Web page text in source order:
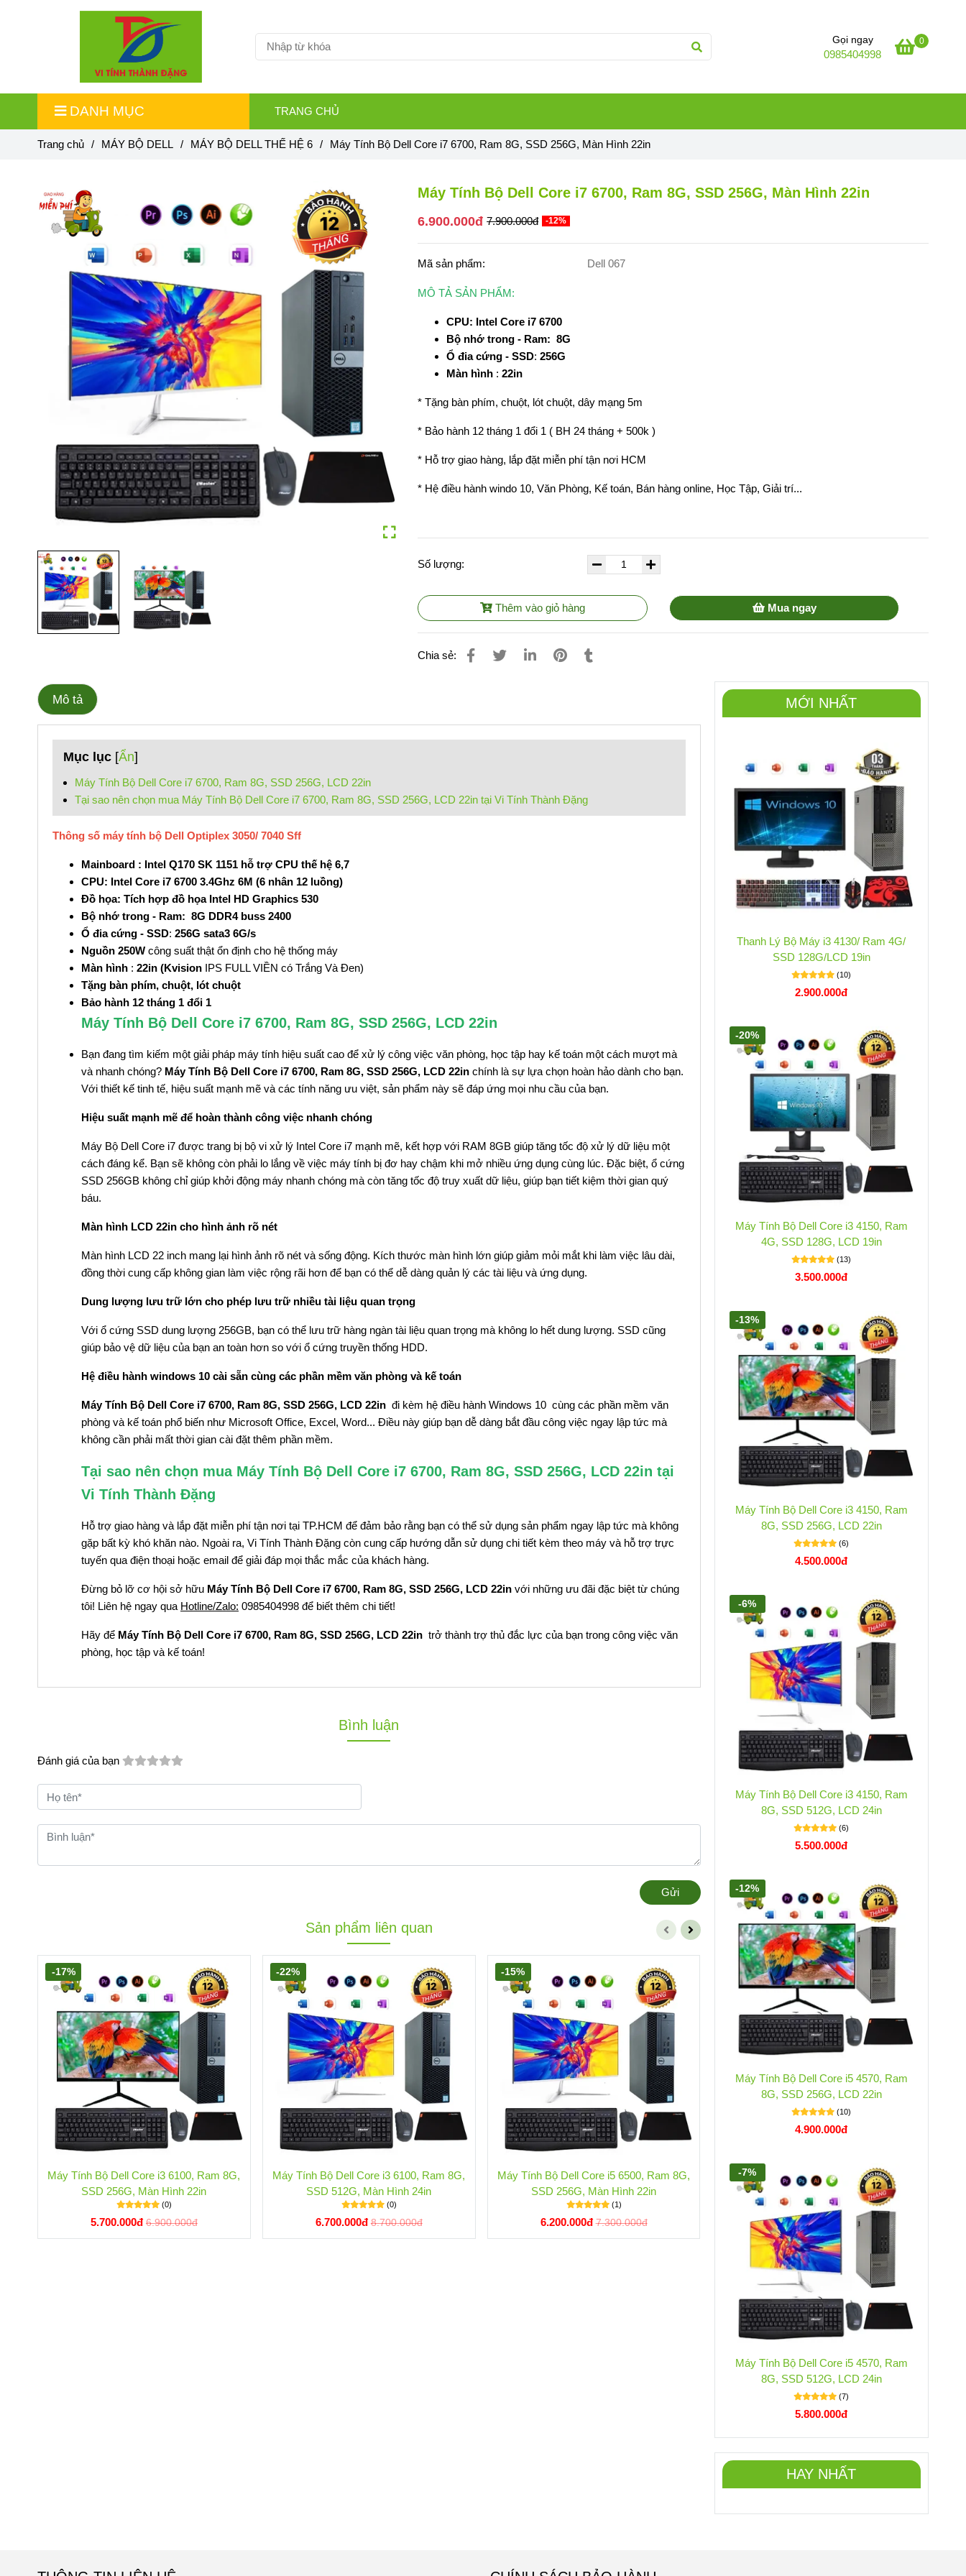
Gọi ngay
0985404998
0
DANH MỤC TRANG CHỦ
Trang chủ / MÁY BỘ DELL / MÁY BỘ DELL THẾ HỆ 6 / Máy Tính Bộ Dell Core i7 6700, Ram 8G, SSD 256G, Màn Hình 22in
Máy Tính Bộ Dell Core i7 6700, Ram 8G, SSD 256G, Màn Hình 22in
6.900.000đ 7.900.000đ -12%
Mã sản phẩm: Dell 067
MÔ TẢ SẢN PHẨM:
CPU: Intel Core i7 6700
Bộ nhớ trong - Ram: 8G
Ổ đia cứng - SSD:256G
Màn hình :22in
* Tặng bàn phím, chuột, lót chuột, dây mạng 5m
* Bảo hành 12 tháng 1 đổi 1 ( BH 24 tháng + 500k )
* Hỗ trợ giao hàng, lắp đặt miễn phí tận nơi HCM
* Hệ điều hành windo 10, Văn Phòng, Kế toán, Bán hàng online, Học Tập, Giải trí...
Số lượng:
Thêm vào giỏ hàng Mua ngay
Chia sẻ:
Mô tả
Mục lục [Ẩn]
Máy Tính Bộ Dell Core i7 6700, Ram 8G, SSD 256G, LCD 22in
Tại sao nên chọn mua Máy Tính Bộ Dell Core i7 6700, Ram 8G, SSD 256G, LCD 22in tại Vi Tính Thành Đặng
Thông số máy tính bộ Dell Optiplex 3050/ 7040 Sff
Mainboard : Intel Q170 SK 1151 hỗ trợ CPU thế hệ 6,7
CPU: Intel Core i7 6700 3.4Ghz 6M (6 nhân 12 luồng)
Đồ họa: Tích hợp đồ họa Intel HD Graphics 530
Bộ nhớ trong - Ram: 8G DDR4 buss 2400
Ổ đia cứng - SSD: 256G sata3 6G/s
Nguồn 250W công suất thật ổn định cho hệ thống máy
Màn hình : 22in (Kvision IPS FULL VIỀN có Trắng Và Đen)
Tặng bàn phím, chuột, lót chuột
Bảo hành 12 tháng 1 đổi 1
Máy Tính Bộ Dell Core i7 6700, Ram 8G, SSD 256G, LCD 22in
Bạn đang tìm kiếm một giải pháp máy tính hiệu suất cao để xử lý công việc văn phòng, học tập hay kế toán một cách mượt mà
và nhanh chóng? Máy Tính Bộ Dell Core i7 6700, Ram 8G, SSD 256G, LCD 22in chính là sự lựa chọn hoàn hảo dành cho bạn.
Với thiết kế tinh tế, hiệu suất mạnh mẽ và các tính năng ưu việt, sản phẩm này sẽ đáp ứng mọi nhu cầu của bạn.
Hiệu suất mạnh mẽ để hoàn thành công việc nhanh chóng
Máy Bộ Dell Core i7 được trang bị bộ vi xử lý Intel Core i7 mạnh mẽ, kết hợp với RAM 8GB giúp tăng tốc độ xử lý dữ liệu một
cách đáng kể. Bạn sẽ không còn phải lo lắng về việc máy tính bị đơ hay chậm khi mở nhiều ứng dụng cùng lúc. Đặc biệt, ổ cứng
SSD 256GB không chỉ giúp khởi động máy nhanh chóng mà còn tăng tốc độ truy xuất dữ liệu, giúp bạn tiết kiệm thời gian quý
báu.
Màn hình LCD 22in cho hình ảnh rõ nét
Màn hình LCD 22 inch mang lại hình ảnh rõ nét và sống động. Kích thước màn hình lớn giúp giảm mỏi mắt khi làm việc lâu dài,
đồng thời cung cấp không gian làm việc rộng rãi hơn để bạn có thể dễ dàng quản lý các tài liệu và ứng dụng.
Dung lượng lưu trữ lớn cho phép lưu trữ nhiều tài liệu quan trọng
Với ổ cứng SSD dung lượng 256GB, bạn có thể lưu trữ hàng ngàn tài liệu quan trọng mà không lo hết dung lượng. SSD cũng
giúp bảo vệ dữ liệu của bạn an toàn hơn so với ổ cứng truyền thống HDD.
Hệ điều hành windows 10 cài sẵn cùng các phần mềm văn phòng và kế toán
Máy Tính Bộ Dell Core i7 6700, Ram 8G, SSD 256G, LCD 22in đi kèm hệ điều hành Windows 10 cùng các phần mềm văn
phòng và kế toán phổ biến như Microsoft Office, Excel, Word... Điều này giúp bạn dễ dàng bắt đầu công việc ngay lập tức mà
không cần phải mất thời gian cài đặt thêm phần mềm.
Tại sao nên chọn mua Máy Tính Bộ Dell Core i7 6700, Ram 8G, SSD 256G, LCD 22in tại
Vi Tính Thành Đặng
Hỗ trợ giao hàng và lắp đặt miễn phí tận nơi tại TP.HCM để đảm bảo rằng bạn có thể sử dụng sản phẩm ngay lập tức mà không
gặp bất kỳ khó khăn nào. Ngoài ra, Vi Tính Thành Đặng còn cung cấp hướng dẫn sử dụng chi tiết kèm theo máy và hỗ trợ trực
tuyến qua điện thoại hoặc email để giải đáp mọi thắc mắc của khách hàng.
Đừng bỏ lỡ cơ hội sở hữu Máy Tính Bộ Dell Core i7 6700, Ram 8G, SSD 256G, LCD 22in với những ưu đãi đặc biệt từ chúng
tôi! Liên hệ ngay qua Hotline/Zalo: 0985404998 để biết thêm chi tiết!
Hãy để Máy Tính Bộ Dell Core i7 6700, Ram 8G, SSD 256G, LCD 22in trở thành trợ thủ đắc lực của bạn trong công việc văn
phòng, học tập và kế toán!
Bình luận
Đánh giá của bạn
Gửi
Sản phẩm liên quan
Máy Tính Bộ Dell Core i3 6100, Ram 8G,
SSD 256G, Màn Hình 22in
(0)
5.700.000đ 6.900.000đ
-17%
Máy Tính Bộ Dell Core i3 6100, Ram 8G,
SSD 512G, Màn Hình 24in
(0)
6.700.000đ 8.700.000đ
-22%
Máy Tính Bộ Dell Core i5 6500, Ram 8G,
SSD 256G, Màn Hình 22in
(1)
6.200.000đ 7.300.000đ
-15%
Máy Tính Bộ Dell Core i5 6500, Ram
16G, SSD 512G, Màn Hình 24in
(1)
7.800.000đ 9.700.000đ
-19%
MỚI NHẤT
Thanh Lý Bộ Máy i3 4130/ Ram 4G/
SSD 128G/LCD 19in
(10)
2.900.000đ
Máy Tính Bộ Dell Core i3 4150, Ram
4G, SSD 128G, LCD 19in
(13)
3.500.000đ
-20%
Máy Tính Bộ Dell Core i3 4150, Ram
8G, SSD 256G, LCD 22in
(6)
4.500.000đ
-13%
Máy Tính Bộ Dell Core i3 4150, Ram
8G, SSD 512G, LCD 24in
(6)
5.500.000đ
-6%
Máy Tính Bộ Dell Core i5 4570, Ram
8G, SSD 256G, LCD 22in
(10)
4.900.000đ
-12%
Máy Tính Bộ Dell Core i5 4570, Ram
8G, SSD 512G, LCD 24in
(7)
5.800.000đ
-7%
HAY NHẤT